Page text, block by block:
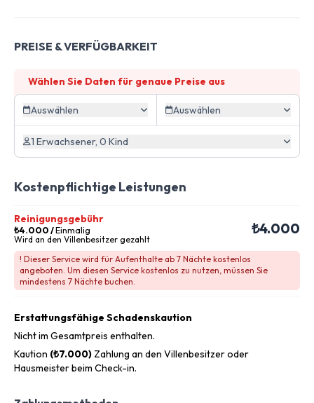
PREISE & VERFÜGBARKEIT
Wählen Sie Daten für genaue Preise aus
Auswählen Auswählen
1 Erwachsener, 0 Kind
Kostenpflichtige Leistungen
Reinigungsgebühr
₺4.000/Einmalig
Wird an den Villenbesitzer gezahlt
₺4.000
! Dieser Service wird für Aufenthalte ab 7 Nächte kostenlos
angeboten. Um diesen Service kostenlos zu nutzen, müssen Sie
mindestens 7 Nächte buchen.
Erstattungsfähige Schadenskaution
Nicht im Gesamtpreis enthalten.
Kaution (₺7.000) Zahlung an den Villenbesitzer oder
Hausmeister beim Check-in.